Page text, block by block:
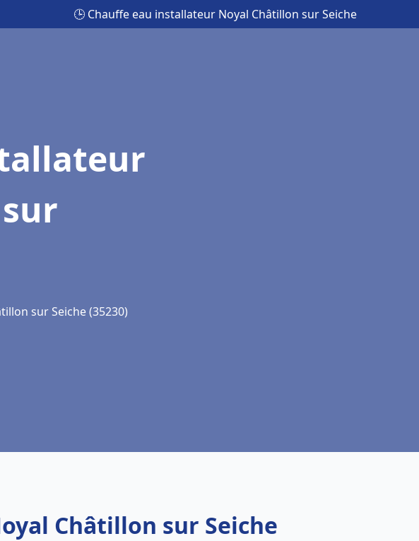
🕒 Chauffe eau installateur Noyal Châtillon sur Seiche
sur Seiche (35230)
Châtillon sur Seiche